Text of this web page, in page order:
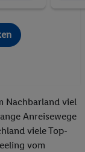
Nachbarland viel
Anreisewege
viele Top-
vom